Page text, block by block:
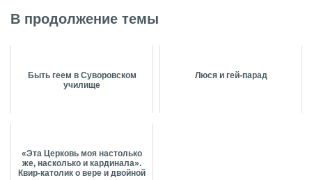
В продолжение темы
Быть геем в Суворовском
училище
Люся и гей-парад
«Эта Церковь моя настолько
же, насколько и кардинала».
Квир-католик о вере и двойной